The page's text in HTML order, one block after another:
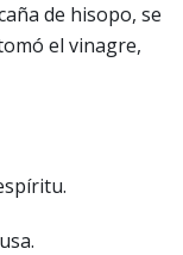
de hisopo, se
el vinagre,